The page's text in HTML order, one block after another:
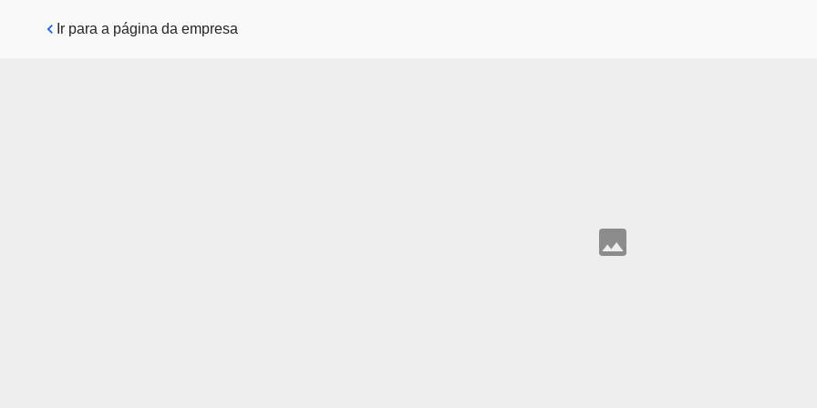
Pular para o conteúdo principal
Ir para a página da empresa